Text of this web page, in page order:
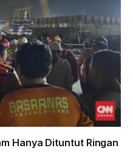
Hanya Dituntut Ringan